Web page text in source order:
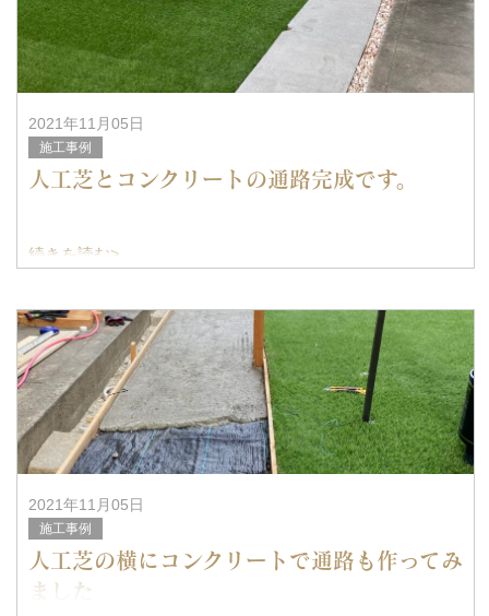
2021年11月05日
施工事例
人工芝とコンクリートの通路完成です。
続きを読む>
2021年11月05日
施工事例
人工芝の横にコンクリートで通路も作ってみ
ました